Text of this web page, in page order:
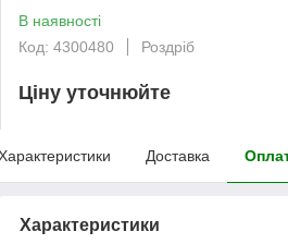
В наявності
Код: 4300480
Роздріб
Ціну уточнюйте
Доставка
Характеристики